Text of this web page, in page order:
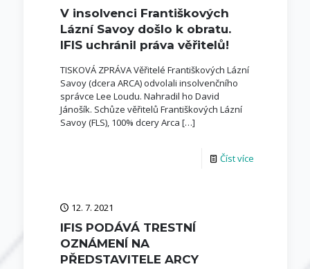
V insolvenci Františkových
Lázní Savoy došlo k obratu.
IFIS uchránil práva věřitelů!
TISKOVÁ ZPRÁVA Věřitelé Františkových Lázní
Savoy (dcera ARCA) odvolali insolvenčního
správce Lee Loudu. Nahradil ho David
Jánošík. Schůze věřitelů Františkových Lázní
Savoy (FLS), 100% dcery Arca […]
Číst více
12. 7. 2021
IFIS PODÁVÁ TRESTNÍ
OZNÁMENÍ NA
PŘEDSTAVITELE ARCY